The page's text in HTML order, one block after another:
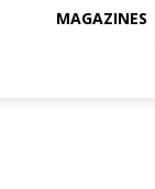
MAGAZINES